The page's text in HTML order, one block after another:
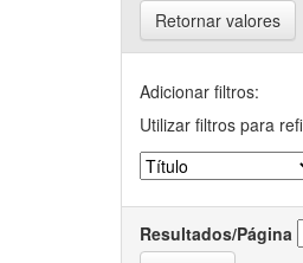
Retornar valores
Adicionar filtros:
Utilizar filtros para
Resultados/Página